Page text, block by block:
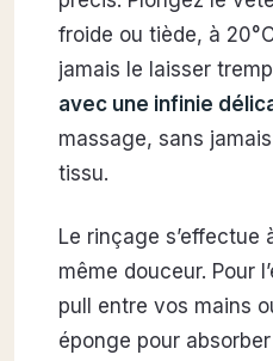
froide ou tiède, à
jamais le laisser
avec une infinie
massage, sans
tissu.
Le rinçage s’effectue
même douceur. Pour
pull entre vos mains
éponge pour absorber